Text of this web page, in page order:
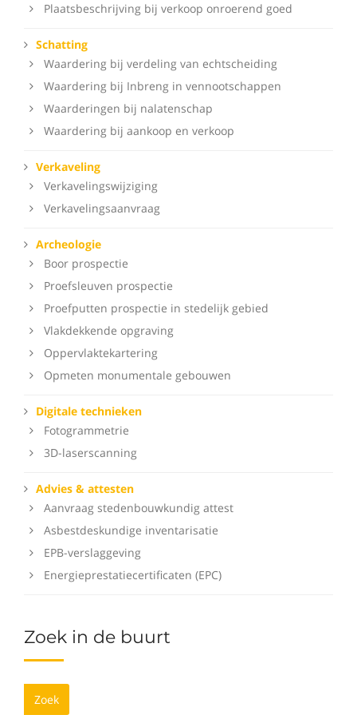
Plaatsbeschrijving bij verkoop onroerend goed
Schatting
Waardering bij verdeling van echtscheiding
Waardering bij Inbreng in vennootschappen
Waarderingen bij nalatenschap
Waardering bij aankoop en verkoop
Verkaveling
Verkavelingswijziging
Verkavelingsaanvraag
Archeologie
Boor prospectie
Proefsleuven prospectie
Proefputten prospectie in stedelijk gebied
Vlakdekkende opgraving
Oppervlaktekartering
Opmeten monumentale gebouwen
Digitale technieken
Fotogrammetrie
3D-laserscanning
Advies & attesten
Aanvraag stedenbouwkundig attest
Asbestdeskundige inventarisatie
EPB-verslaggeving
Energieprestatiecertificaten (EPC)
Zoek in de buurt
Zoek